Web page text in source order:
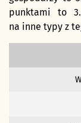
punktami to
na inne typy z